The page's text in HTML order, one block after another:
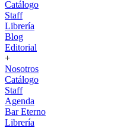
Catálogo
Staff
Librería
Blog
Editorial
+
Nosotros
Catálogo
Staff
Agenda
Bar Eterno
Librería